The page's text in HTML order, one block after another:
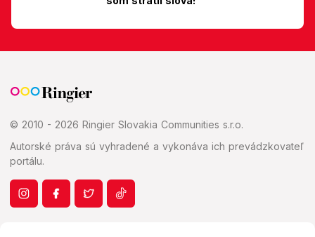
© 2010 - 2026 Ringier Slovakia Communities s.r.o.
Autorské práva sú vyhradené a vykonáva ich prevádzkovateľ
portálu.